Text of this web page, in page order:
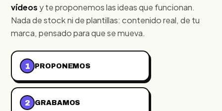
vídeos y te proponemos las ideas que funcionan.
Nada de stock ni de plantillas: contenido real, de tu
marca, pensado para que se mueva.
1 PROPONEMOS
2 GRABAMOS